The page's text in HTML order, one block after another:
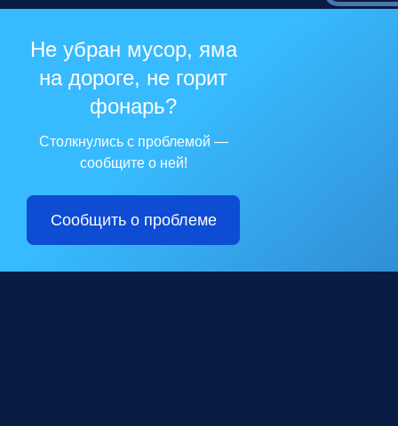
Не убран мусор, яма
на дороге, не горит
фонарь?
Столкнулись с проблемой —
сообщите о ней!
Сообщить о проблеме